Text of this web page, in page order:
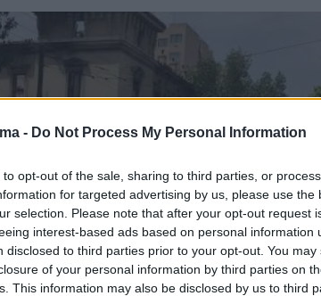
- Do Not Process My Personal Information
to opt-out of the sale, sharing to third parties, or
for targeted advertising by us, please use the
selection. Please note that after your opt-out request
interest-based ads based on personal information
disclosed to third parties prior to your opt-out. You
of your personal information by third parties on
This information may also be disclosed by us to third